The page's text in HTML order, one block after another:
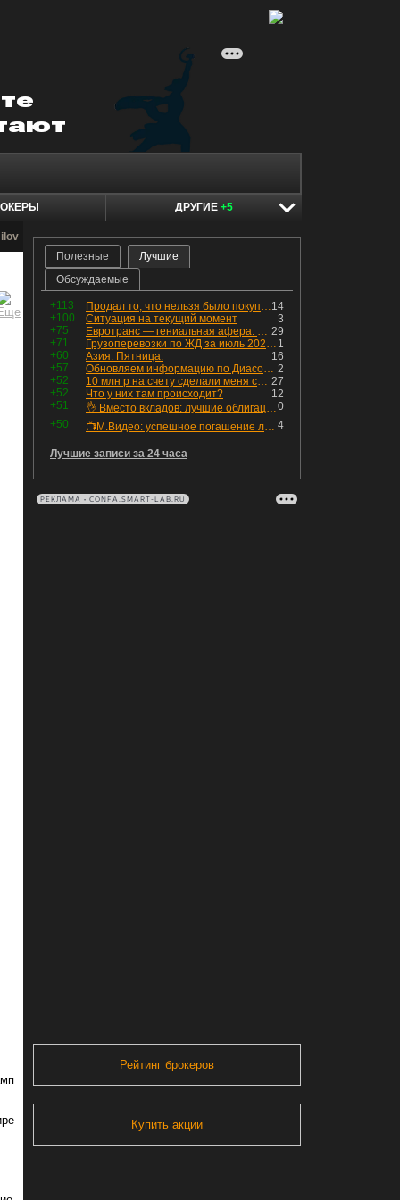
ДРУГИЕ +5
Полезные
Лучшие
Обсуждаемые
+113 14
Продал то, что нельзя было покупать. Изменения в портфеле
+100
3
Ситуация на текущий момент
+75
29
Евротранс — гениальная афера. Собрал с инвесторов денег, выплатил дивидендов больше текущей капитализации и ушёл в дефолт
+71
1
Грузоперевозки по ЖД за июль 2026 г. — четвёртый месяц подряд роста, чёрные металлы на уровне прошлого года, а каменный уголь в плюсе.
+60
16
Азия. Пятница.
+57
2
Обновляем информацию по Диасофту: дивиденды и выкуп
+52
27
10 млн р на счету сделали меня счастливым? Ожидание vs Реальность!
+52
12
Что у них там происходит?
+51
0
👌 Вместо вкладов: лучшие облигации — только супер надёжные
+50
4
📺М.Видео: успешное погашение любимого флоатера
Лучшие записи за 24 часа
РЕКЛАМА • CONFA.SMART-LAB.RU
Рейтинг брокеров
Купить акции